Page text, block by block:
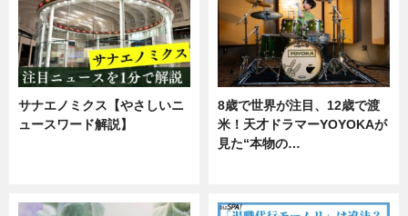
サナエノミクス【やさしいニ
ュースワード解説】
8歳で世界が注目、12歳で渡
米！天才ドラマーYOYOKAが
見た“本物の…